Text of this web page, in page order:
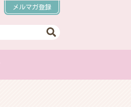
メルマガ登録